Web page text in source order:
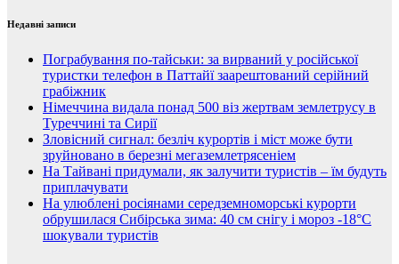
Недавні записи
Пограбування по-тайськи: за вирваний у російської
туристки телефон в Паттайї заарештований серійний
грабіжник
Німеччина видала понад 500 віз жертвам землетрусу в
Туреччині та Сирії
Зловісний сигнал: безліч курортів і міст може бути
зруйновано в березні мегаземлетрясеніем
На Тайвані придумали, як залучити туристів – їм будуть
приплачувати
На улюблені росіянами середземноморські курорти
обрушилася Сибірська зима: 40 см снігу і мороз -18°C
шокували туристів